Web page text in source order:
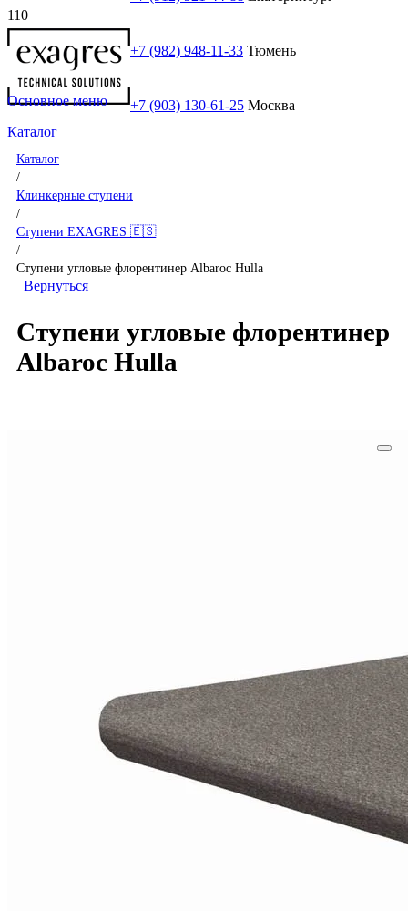
+7 (982) 948-11-33 Тюмень
+7 (903) 130-61-25 Москва
Основное меню
Каталог
Каталог
/
Клинкерные ступени
/
Ступени EXAGRES 🇪🇸
/
Ступени угловые флорентинер Albaroc Hulla
Вернуться
Ступени угловые флорентинер
Albaroc Hulla